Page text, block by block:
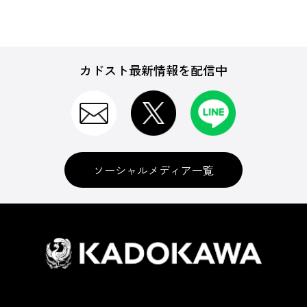
カドスト最新情報を配信中
ソーシャルメディア一覧